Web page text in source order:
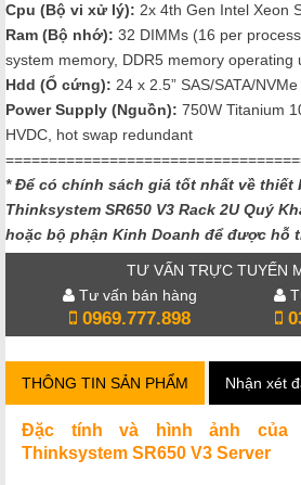
Cpu (Bộ vi xử lý): 2x 4th Gen Intel Xeon
Ram (Bộ nhớ): 32 DIMMs (16 per
system memory, DDR5 memory operating
Hdd (Ổ cứng): 24 x 2.5” SAS/SATA/NVMe
Power Supply (Nguồn): 750W Titanium
HVDC, hot swap redundant
* Để có chính sách giá tốt nhất về thiết
Thinksystem SR650 V3 Rack 2U Quý
hoặc bộ phận Kinh Doanh để được hỗ
TƯ VẤN TRỰC TUYẾN
Tư vấn bán hàng
0969.777.898
THÔNG TIN SẢN PHẨM Nhận xét
Đặc tính và hình ảnh của
Thinksystem SR650 V3 Server